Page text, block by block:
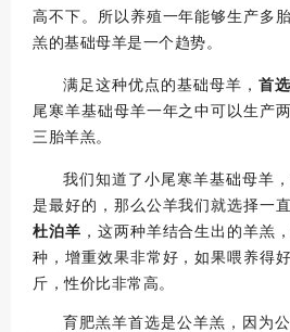
高不下。 所以养殖一年能够生产多
羔的基础母羊是一个趋势。
满足这种优点的基础母羊，首
尾寒羊基础母羊一年之中可以生产
三胎羊羔。
我们知道了小尾寒羊基础母羊
是最好的，那么公羊我们就选择一
杜泊羊 ，这两种羊结合生出的羊羔
种，增重效果非常好，如果喂养得
斤，性价比非常高。
育肥羔羊首选是公羊羔，因为